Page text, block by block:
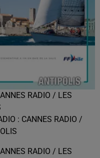
RADIO / LES
: CANNES RADIO /
RADIO / LES